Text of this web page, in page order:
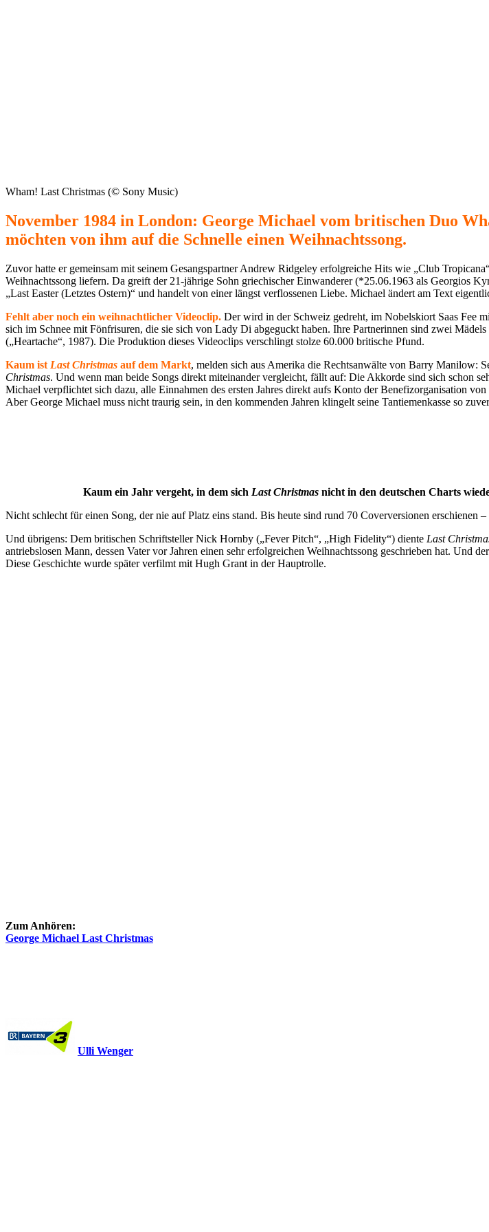
Wham! Last Christmas (© Sony Music)
November 1984 in London: George Michael vom britischen Duo
möchten von ihm auf die Schnelle einen Weihnachtssong.
Zuvor hatte er gemeinsam mit seinem Gesangspartner Andrew Ridgeley erfolgreiche Hits wie „Club
Weihnachtssong liefern. Da greift der 21-jährige Sohn griechischer Einwanderer (*25.06.1963 als Georgios
„Last Easter (Letztes Ostern)“ und handelt von einer längst verflossenen Liebe. Michael ändert am Text
Fehlt aber noch ein weihnachtlicher Videoclip. Der wird in der Schweiz gedreht, im Nobelskiort Saas Fee
sich im Schnee mit Fönfrisuren, die sie sich von Lady Di abgeguckt haben. Ihre Partnerinnen sind zwei
(„Heartache“, 1987). Die Produktion dieses Videoclips verschlingt stolze 60.000 britische Pfund.
Kaum ist Last Christmas auf dem Markt, melden sich aus Amerika die Rechtsanwälte von Barry Manilow:
Christmas. Und wenn man beide Songs direkt miteinander vergleicht, fällt auf: Die Akkorde sind sich schon
Michael verpflichtet sich dazu, alle Einnahmen des ersten Jahres direkt aufs Konto der Benefizorganisation von
Aber George Michael muss nicht traurig sein, in den kommenden Jahren klingelt seine Tantiemenkasse so
Kaum ein Jahr vergeht, in dem sich Last Christmas nicht in den deutschen Charts
Nicht schlecht für einen Song, der nie auf Platz eins stand. Bis heute sind rund 70 Coverversionen
Und übrigens: Dem britischen Schriftsteller Nick Hornby („Fever Pitch“, „High Fidelity“) diente Last
antriebslosen Mann, dessen Vater vor Jahren einen sehr erfolgreichen Weihnachtssong geschrieben hat. Und
Diese Geschichte wurde später verfilmt mit Hugh Grant in der Hauptrolle.
Zum Anhören:
George Michael Last Christmas
Ulli Wenger